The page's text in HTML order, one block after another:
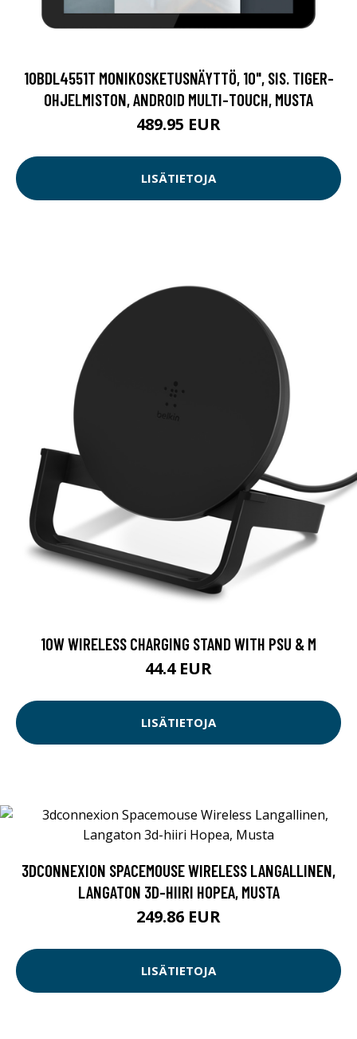
10BDL4551T MONIKOSKETUSNÄYTTÖ, 10", SIS. TIGER-
OHJELMISTON, ANDROID MULTI-TOUCH, MUSTA
489.95 EUR
LISÄTIETOJA
10W WIRELESS CHARGING STAND WITH PSU & M
44.4 EUR
LISÄTIETOJA
3DCONNEXION SPACEMOUSE WIRELESS LANGALLINEN,
LANGATON 3D-HIIRI HOPEA, MUSTA
249.86 EUR
LISÄTIETOJA